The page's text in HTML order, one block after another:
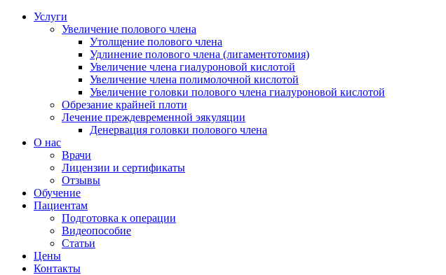
Услуги
Увеличение полового члена
Утолщение полового члена
Удлинение полового члена (лигаментотомия)
Увеличение члена гиалуроновой кислотой
Увеличение члена полимолочной кислотой
Увеличение головки полового члена гиалуроновой кислотой
Обрезание крайней плоти
Лечение преждевременной эякуляции
Денервация головки полового члена
О нас
Врачи
Лицензии и сертификаты
Отзывы
Обучение
Пациентам
Подготовка к операции
Видеопособие
Статьи
Цены
Контакты